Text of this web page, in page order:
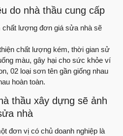
do nhà thầu cung cấp
chất lượng đơn giá sửa nhà sẽ
chất lượng kém, thời gian sử
màu, gây hại cho sức khỏe ví
02 loại sơn tên gần giống nhau
hoàn toàn.
thầu xây dựng sẽ ảnh
nhà
đơn vị có chủ doanh nghiệp là